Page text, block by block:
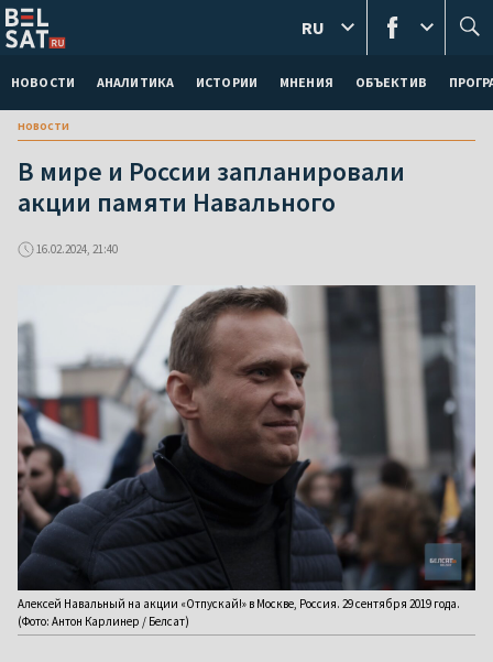
НОВОСТИ АНАЛИТИКА ИСТОРИИ МНЕНИЯ ОБЪЕКТИВ
RU
новости
В мире и России запланировали
акции памяти Навального
16.02.2024, 21:40
Алексей Навальный на акции «Отпускай!» в Москве, Россия. 29 сентября 2019 года.
(Фото: Антон Карлинер / Белсат)